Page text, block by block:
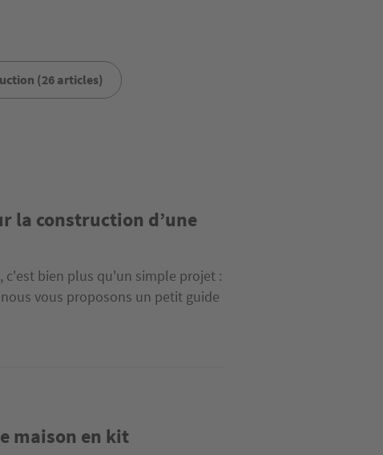
(26 articles)
la construction d’une
c'est bien plus qu'un simple projet :
vous proposons un petit guide
maison en kit